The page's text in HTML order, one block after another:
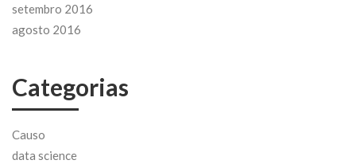
setembro 2016
agosto 2016
Categorias
Causo
data science